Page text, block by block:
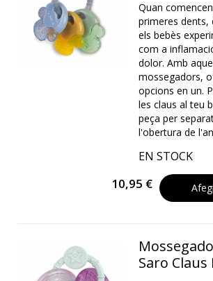
Quan
primeres dents,
els bebès
com a
dolor. Amb
mossegadors,
opcions en un.
les claus al teu
peça per
l'obertura de
EN STOCK
10,95 €
Saro Claus